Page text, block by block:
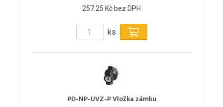
257.25 Kč bez DPH
ks
PD-NP-UVZ-P Vložka zámku